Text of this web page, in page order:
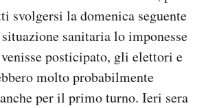
svolgersi la domenica seguente
sanitaria lo imponesse
posticipato, gli elettori e
molto probabilmente
per il primo turno. Ieri sera